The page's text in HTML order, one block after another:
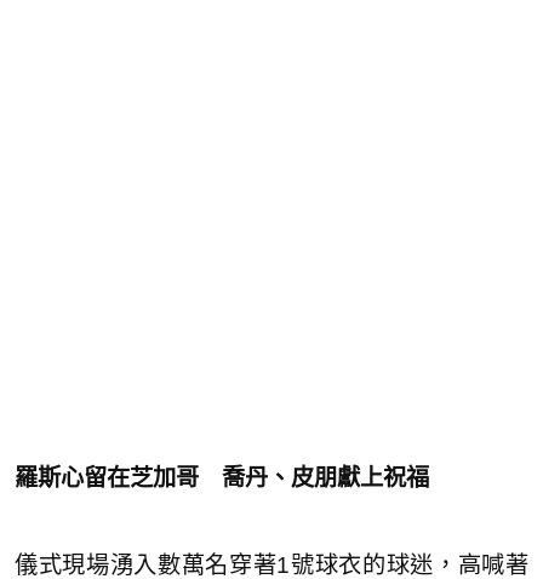
羅斯心留在芝加哥 喬丹、皮朋獻上祝福
儀式現場湧入數萬名穿著1號球衣的球迷，高喊著